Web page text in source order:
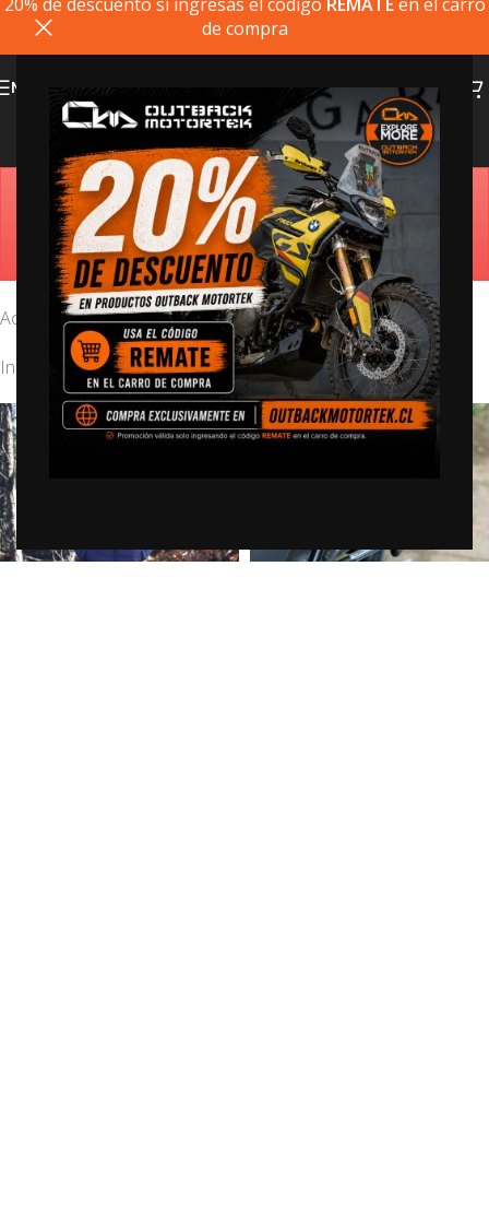
de compra
MENU
Accesorios y Más
Estimado cliente, si el producto que busca no está
disponible, puede comprarlo directamente en
outbackmotortek.com
Accesorios Outback Motortek, ropa, y más.
Inicio Accesorios y Más